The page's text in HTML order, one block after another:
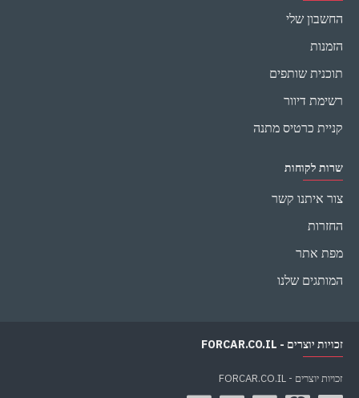
החשבון שלי
הזמנות
תוכנית שותפים
רשימת דיוור
קניית כרטיס מתנה
שרות לקוחות
צור איתנו קשר
החזרות
מפת אתר
המותגים שלנו
זכויות יוצרים - FORCAR.CO.IL
זכויות יוצרים - FORCAR.CO.IL